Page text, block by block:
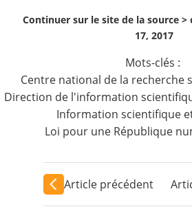
Continuer sur le site de la source >
17, 2017
Mots-clés :
Centre national de la recherche
Direction de l'information
Information scientifique
Loi pour une République
Article précédent